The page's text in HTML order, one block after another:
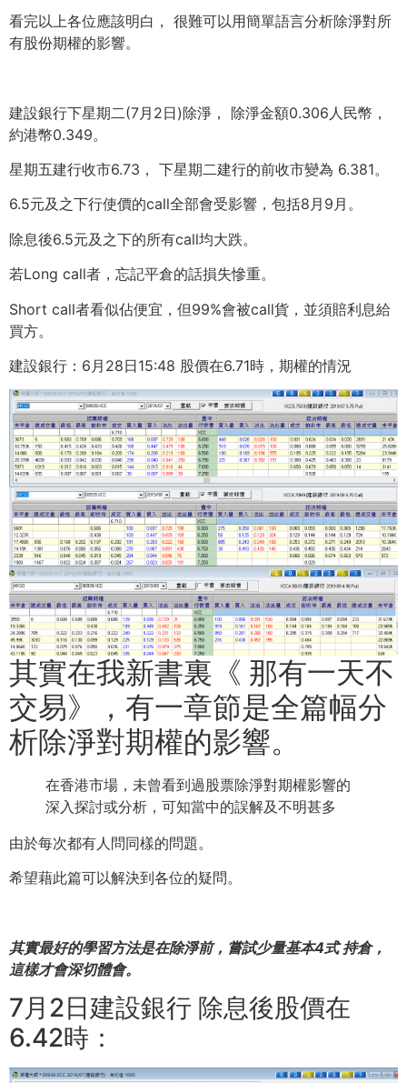
看完以上各位應該明白， 很難可以用簡單語言分析除淨對所
有股份期權的影響。
建設銀行下星期二(7月2日)除淨， 除淨金額0.306人民幣，
約港幣0.349。
星期五建行收市6.73， 下星期二建行的前收市變為 6.381。
6.5元及之下行使價的call全部會受影響，包括8月9月。
除息後6.5元及之下的所有call均大跌。
若Long call者，忘記平倉的話損失慘重。
Short call者看似佔便宜，但99%會被call貨， 並須賠利息給
買方。
建設銀行：6月28日15:48 股價在6.71時，期權的情況
其實在我新書裏《 那有一天不
交易》，有一章節是全篇幅分
析除淨對期權的影響。
在香港市場，未曾看到過股票除淨對期權影響的
深入探討或分析， 可知當中的誤解及不明甚多
由於每次都有人問同樣的問題。
希望藉此篇可以解決到各位的疑問。
其實最好的學習方法是在除淨前，嘗試少量基本4式 持倉，
這樣才會深切體會。
7月2日建設銀行 除息後股價在
6.42時：